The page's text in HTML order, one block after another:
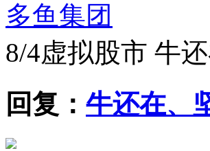
多鱼集团
8/4虚拟股市 牛
回复： 牛还在、